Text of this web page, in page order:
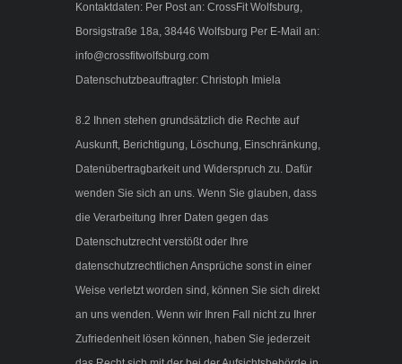
Kontaktdaten: Per Post an: CrossFit Wolfsburg,
Borsigstraße 18a, 38446 Wolfsburg Per E-Mail an:
info@crossfitwolfsburg.com
Datenschutzbeauftragter: Christoph Imiela
8.2 Ihnen stehen grundsätzlich die Rechte auf
Auskunft, Berichtigung, Löschung, Einschränkung,
Datenübertragbarkeit und Widerspruch zu. Dafür
wenden Sie sich an uns. Wenn Sie glauben, dass
die Verarbeitung Ihrer Daten gegen das
Datenschutzrecht verstößt oder Ihre
datenschutzrechtlichen Ansprüche sonst in einer
Weise verletzt worden sind, können Sie sich direkt
an uns wenden. Wenn wir Ihren Fall nicht zu Ihrer
Zufriedenheit lösen können, haben Sie jederzeit